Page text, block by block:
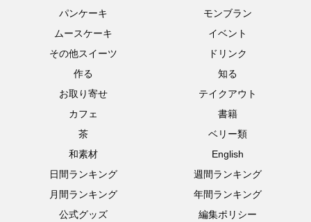
パンケーキ
モンブラン
ムースケーキ
イベント
その他スイーツ
ドリンク
作る
知る
お取り寄せ
テイクアウト
カフェ
書籍
茶
ベリー類
和素材
English
日間ランキング
週間ランキング
月間ランキング
年間ランキング
公式グッズ
編集ポリシー